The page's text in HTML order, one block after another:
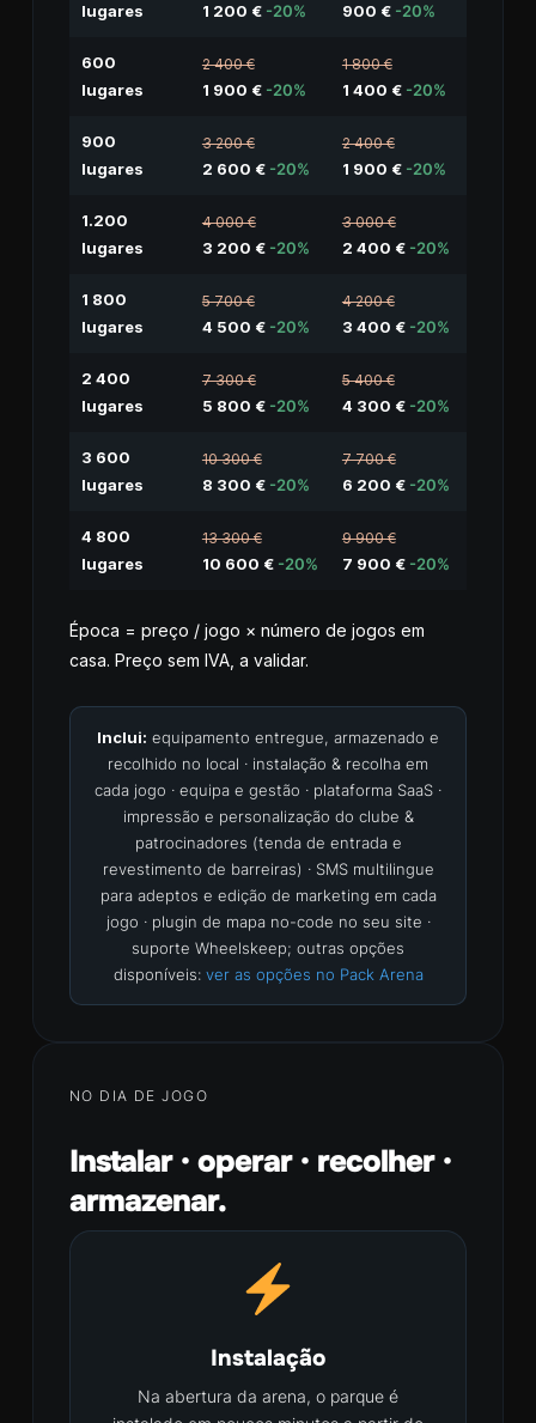
lugares
1 200 € -20% 900 € -20%
600
lugares
2 400 €
1 900 € -20%
1 800 €
1 400 € -20%
900
lugares
3 200 €
2 600 € -20%
2 400 €
1 900 € -20%
1.200
lugares
4 000 €
3 200 € -20%
3 000 €
2 400 € -20%
1 800
lugares
5 700 €
4 500 € -20%
4 200 €
3 400 € -20%
2 400
lugares
7 300 €
5 800 € -20%
5 400 €
4 300 € -20%
3 600
lugares
10 300 €
8 300 € -20%
7 700 €
6 200 € -20%
4 800
lugares
13 300 €
10 600 € -20%
9 900 €
7 900 € -20%
Época = preço / jogo × número de jogos em
casa. Preço sem IVA, a validar.
Inclui: equipamento entregue, armazenado e
recolhido no local · instalação & recolha em
cada jogo · equipa e gestão · plataforma SaaS ·
impressão e personalização do clube &
patrocinadores (tenda de entrada e
revestimento de barreiras) · SMS multilingue
para adeptos e edição de marketing em cada
jogo · plugin de mapa no-code no seu site ·
suporte Wheelskeep; outras opções
disponíveis: ver as opções no Pack Arena
NO DIA DE JOGO
Instalar · operar · recolher ·
armazenar.
Instalação
Na abertura da arena, o parque é